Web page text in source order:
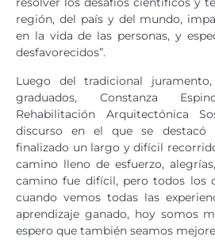
región, del país y del mundo,
en la vida de las personas, y
desfavorecidos”.
Luego del tradicional
graduados, Constanza
Rehabilitación Arquitectónica
discurso en el que se destacó
finalizado un largo y difícil
camino lleno de esfuerzo,
camino fue difícil, pero todos los
cuando vemos todas las
aprendizaje ganado, hoy somos
espero que también seamos